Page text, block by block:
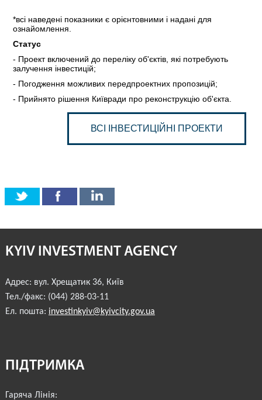
ЗВІТ 2022
ЗВІТ 2023
*всі наведені показники є орієнтовними і надані для
ознайомлення.
Статус
- Проект включений до переліку об'єктів, які потребують
залучення інвестицій;
- Погодження можливих передпроектних пропозицій;
- Прийнято рішення Київради про реконструкцію об'єкта.
ВСІ ІНВЕСТИЦІЙНІ ПРОЕКТИ
KYIV INVESTMENT AGENCY
Адрес: вул. Хрещатик 36, Київ
Тел./факс: (044) 288-03-11
Ел. пошта: investinkyiv@kyivcity.gov.ua
ПІДТРИМКА
Гаряча Лінія: